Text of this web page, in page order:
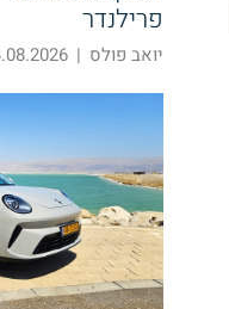
פרילנדר
יואב פולס |
14:58